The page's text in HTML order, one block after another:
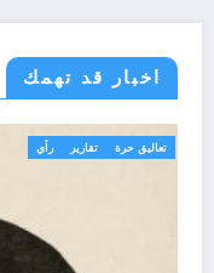
اخبار قد تهمك